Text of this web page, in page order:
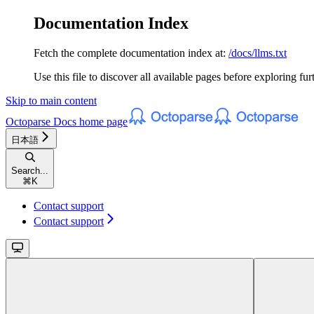
Documentation Index
Fetch the complete documentation index at: /docs/llms.txt
Use this file to discover all available pages before exploring
Skip to main content
Octoparse Docs home page
日本語
Search...
⌘ K
Contact support
Contact support